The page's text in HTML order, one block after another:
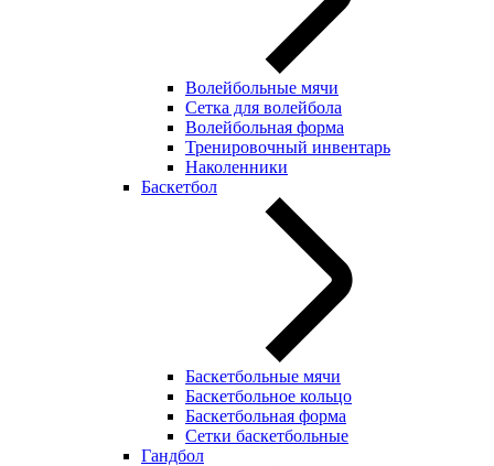
Волейбольные мячи
Сетка для волейбола
Волейбольная форма
Тренировочный инвентарь
Наколенники
Баскетбол
Баскетбольные мячи
Баскетбольное кольцо
Баскетбольная форма
Сетки баскетбольные
Гандбол